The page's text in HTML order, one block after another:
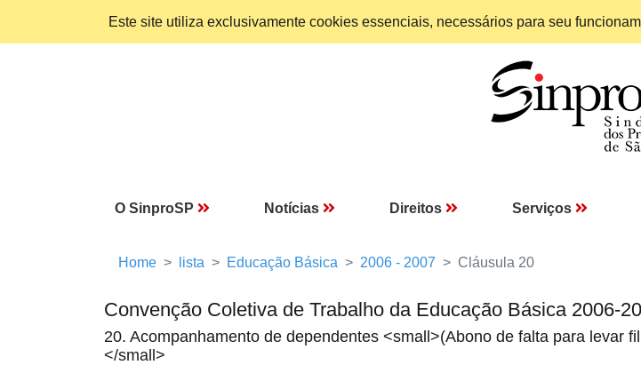
Este site utiliza exclusivamente cookies essenciais, necessários para seu
O SinproSP Notícias Direitos Serviços
Home lista Educação Básica 2006 - 2007 Cláusula 20
Convenção Coletiva de Trabalho da Educação Básica 2006-
20. Acompanhamento de dependentes <small>(Abono de falta para levar
</small>